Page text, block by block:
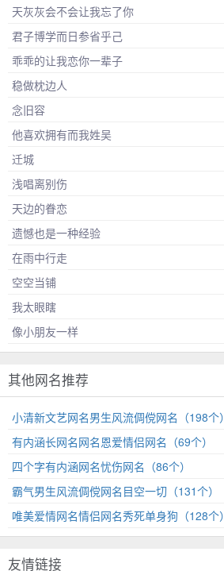
天灰灰会不会让我忘了你
君子博学而日参省乎己
乖乖的让我恋你一辈子
稳做枕边人
念旧容
他喜欢拥有而我姓吴
迁城
浅唱离别伤
天边的眷恋
遗憾也是一种经验
在雨中行走
空空当铺
我太眼瞎
像小朋友一样
其他网名推荐
小清新文艺网名男生风流倜傥网名（198个）
有内涵长网名网名恩爱情侣网名（69个）
四个字有内涵网名忧伤网名（86个）
霸气男生风流倜傥网名目空一切（131个）
唯美爱情网名情侣网名秀死单身狗（128个）
友情链接